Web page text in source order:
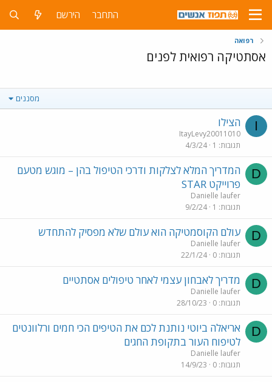
התחבר הירשם
רפואה
אסתטיקה רפואית לפנים
מסננים
I הצילו
ItayLevy20011010
תגובות 1
4/3/24
D
המדריך המלא לצלקות ודרכי הטיפול בהן – מוגש מטעם
פרוייקט STAR
Danielle laufer
תגובות 1
9/2/24
D עולם הקוסמטיקה הוא עולם שלא מפסיק להתחדש
Danielle laufer
תגובות 0
22/1/24
D מדריך לאבחון עצמי לאחר טיפולים אסתטיים
Danielle laufer
תגובות 0
28/10/23
D
אריאלה ביוטי נותנת לכם את הטיפים הכי חמים ורלוונטים
לטיפוח העור בתקופת החגים
Danielle laufer
תגובות 0
14/9/23